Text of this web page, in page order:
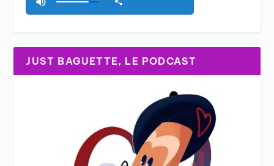
JUST BAGUETTE, LE PODCAST